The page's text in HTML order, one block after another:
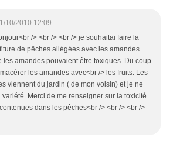
10/2010 12:09
/> <br /> <br /> je souhaitai faire la
de pêches allégées avec les amandes.
les amandes pouvaient être toxiques. Du coup
les amandes avec<br /> les fruits. Les
viennent du jardin ( de mon voisin) et je ne
Merci de me renseigner sur la toxicité
dans les pêches<br /> <br /> <br />